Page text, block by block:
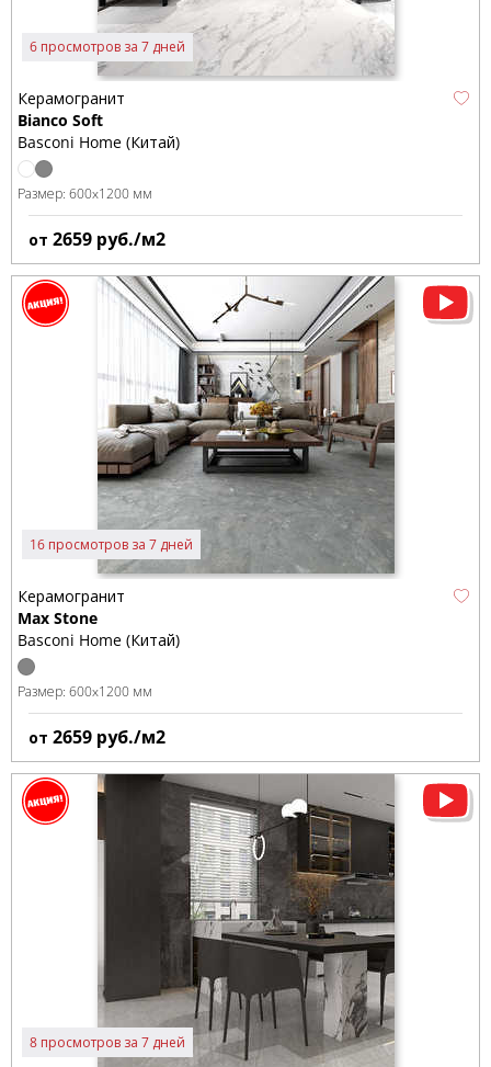
6 просмотров за 7 дней
Керамогранит
Bianco Soft
Basconi Home (Китай)
Размер: 600x1200 мм
от 2659 руб./м2
16 просмотров за 7 дней
Керамогранит
Max Stone
Basconi Home (Китай)
Размер: 600x1200 мм
от 2659 руб./м2
8 просмотров за 7 дней